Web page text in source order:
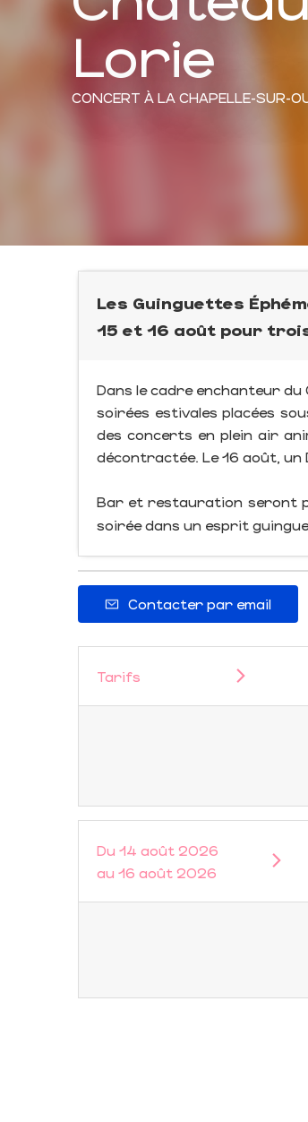
Lorie
CONCERT À LA CHAPELLE-SUR-
Les Guinguettes
15 et 16 août pour
Dans le cadre enchanteur
soirées estivales placées
des concerts en plein air
décontractée. Le 16 août,
Bar et restauration seront
soirée dans un esprit
Contacter par email
Tarifs
Du 14 août 2026
au 16 août 2026